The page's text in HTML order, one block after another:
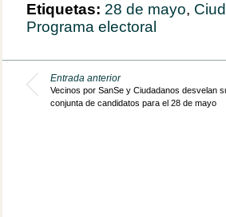
Etiquetas: 28 de mayo,
Programa electoral
Entrada anterior
Vecinos por SanSe y Ciudadanos desvelan
conjunta de candidatos para el 28 de mayo